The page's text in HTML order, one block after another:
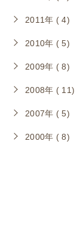
2011年 ( 4)
2010年 ( 5)
2009年 ( 8)
2008年 ( 11)
2007年 ( 5)
2000年 ( 8)